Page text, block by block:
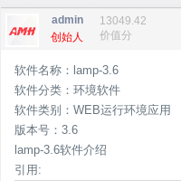
admin
创始人
13049.42
价值分
软件名称：lamp-3.6
软件分类：环境软件
软件类别：WEB运行环境应用
版本号：3.6
lamp-3.6软件介绍
引用: